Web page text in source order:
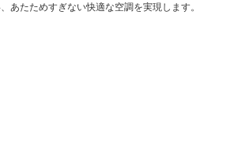
あたためすぎない快適な空調を実現します。